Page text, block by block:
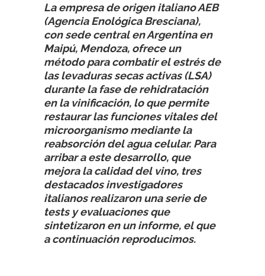
La empresa de origen italiano AEB
(Agencia Enológica Bresciana),
con sede central en Argentina en
Maipú, Mendoza, ofrece un
método para combatir el estrés de
las levaduras secas activas (LSA)
durante la fase de rehidratación
en la vinificación, lo que permite
restaurar las funciones vitales del
microorganismo mediante la
reabsorción del agua celular. Para
arribar a este desarrollo, que
mejora la calidad del vino, tres
destacados investigadores
italianos realizaron una serie de
tests y evaluaciones que
sintetizaron en un informe, el que
a continuación reproducimos.